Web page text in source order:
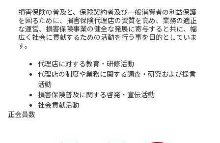
損害保険の普及と、保険契約者及び一般消費者の利益保護
を図るために、損害保険代理店の資質を高め、業務の適正
な運営、損害保険事業の健全な発展に寄与すると共に、幅
広く社会に貢献するための活動を行う事を目的としていま
す。
代理店に対する教育・研修活動
代理店の制度や業務に関する調査・研究および提言
活動
損害保険普及に関する啓発・宣伝活動
社会貢献活動
正会員数